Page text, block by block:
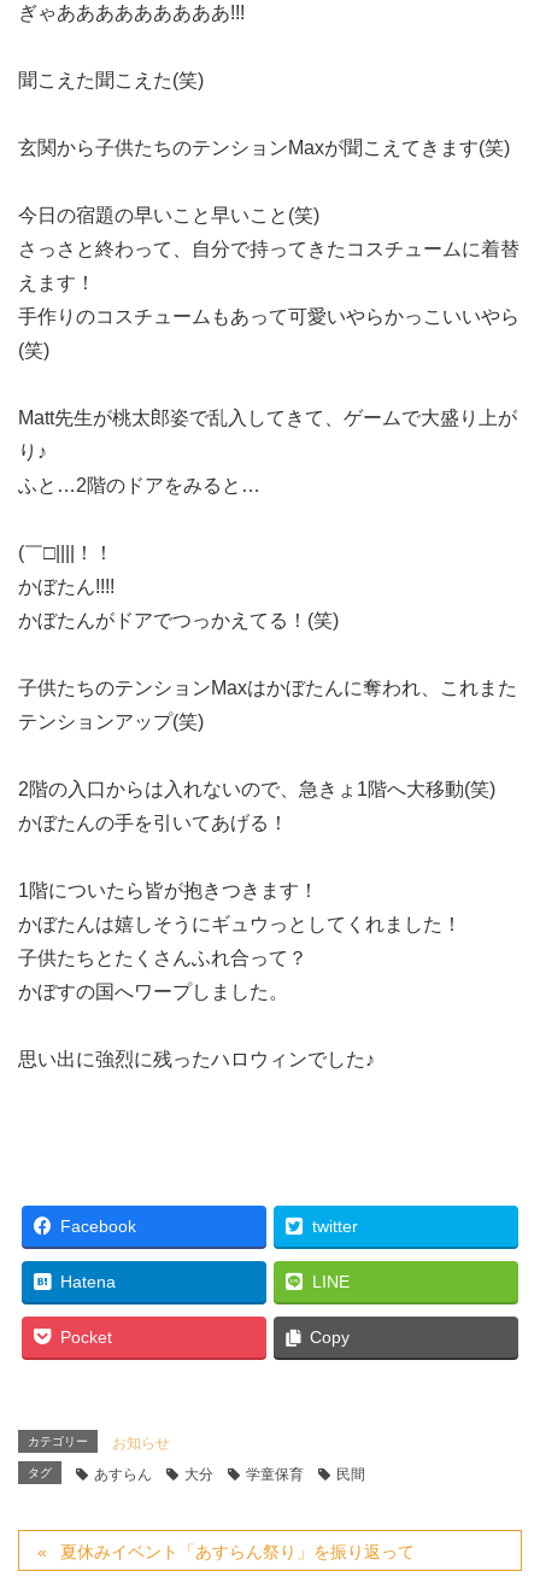
ぎゃあああああああああ!!!
聞こえた聞こえた(笑)
玄関から子供たちのテンションMaxが聞こえてきます(笑)
今日の宿題の早いこと早いこと(笑)
さっさと終わって、自分で持ってきたコスチュームに着替
えます！
手作りのコスチュームもあって可愛いやらかっこいいやら
(笑)
Matt先生が桃太郎姿で乱入してきて、ゲームで大盛り上が
り♪
ふと…2階のドアをみると…
(￣□||||！！
かぼたん!!!!
かぼたんがドアでつっかえてる！(笑)
子供たちのテンションMaxはかぼたんに奪われ、これまた
テンションアップ(笑)
2階の入口からは入れないので、急きょ1階へ大移動(笑)
かぼたんの手を引いてあげる！
1階についたら皆が抱きつきます！
かぼたんは嬉しそうにギュウっとしてくれました！
子供たちとたくさんふれ合って？
かぼすの国へワープしました。
思い出に強烈に残ったハロウィンでした♪
Facebook twitter
Hatena LINE
Pocket Copy
カテゴリー お知らせ
タグ あすらん 大分 学童保育 民間
夏休みイベント「あすらん祭り」を振り返って